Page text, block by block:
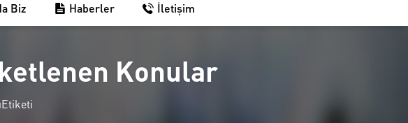
Biz Haberler İletişim
Konular